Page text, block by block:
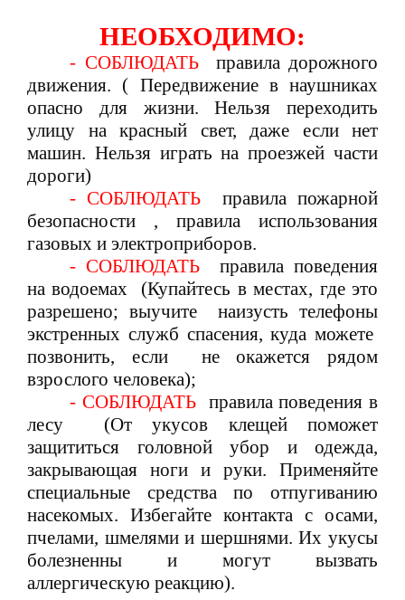
НЕОБХОДИМО:
- СОБЛЮДАТЬ правила дорожного
движения. ( Передвижение в наушниках
опасно для жизни. Нельзя переходить
улицу на красный свет, даже если нет
машин. Нельзя играть на проезжей части
дороги)
- СОБЛЮДАТЬправила пожарной
безопасности , правила использования
газовых и электроприборов.
- СОБЛЮДАТЬправила поведения
на водоемах (Купайтесь в местах, где это
разрешено; выучите наизусть телефоны
экстренных служб спасения, куда можете
позвонить, если не окажется рядом
взрослого человека);
- СОБЛЮДАТЬ правила поведения в
лесу (От укусов клещей поможет
защититься головной убор и одежда,
закрывающая ноги и руки. Применяйте
специальные средства по отпугиванию
насекомых. Избегайте контакта с осами,
пчелами, шмелями и шершнями. Их укусы
болезненны и могут вызвать
аллергическую реакцию).